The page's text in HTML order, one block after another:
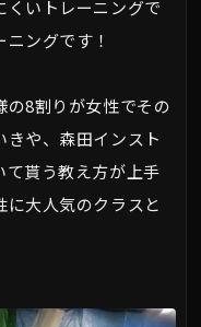
くいトレーニングで
ングです！
の8割りが女性でその
きや、森田インスト
て貰う教え方が上手
に大人気のクラスと